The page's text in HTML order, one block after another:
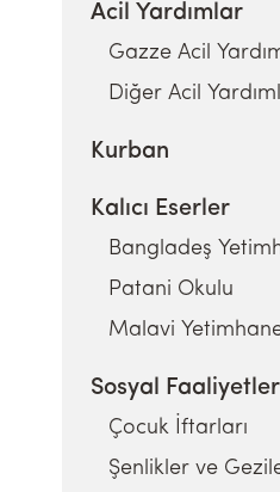
Acil Yardımlar
Gazze Acil
Diğer Acil
Kurban
Kalıcı Eserler
Bangladeş
Patani Okulu
Malavi
Sosyal Faaliyetler
Çocuk İftarları
Şenlikler ve